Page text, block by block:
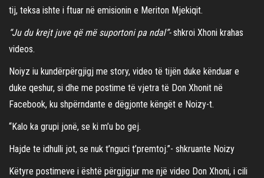
tij, teksa ishte i ftuar në emisionin e Meriton Mjekiqit.
“Ju du krejt juve që më suportoni pa ndal”-shkroi Xhoni krahas
videos.
Noiyz iu kundërpërgjigj me story, video të tijën duke kënduar e
duke qeshur, si dhe me postime të vjetra të Don Xhonit në
Facebook, ku shpërndante e dëgjonte këngët e Noizy-t.
“Kalo ka grupi jonë, se ki m’u bo gej.
Hajde te idhulli jot, se nuk t’nguci t’premtoj.”- shkruante Noizy
Këtyre postimeve i është përgjigjur me një video Don Xhoni, i cili